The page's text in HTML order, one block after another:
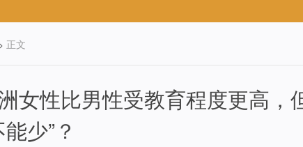
> 正文
女性比男性受教育程度更高，
少”？